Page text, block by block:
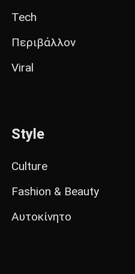
Tech
Περιβάλλον
Viral
Style
Culture
Fashion & Beauty
Αυτοκίνητο